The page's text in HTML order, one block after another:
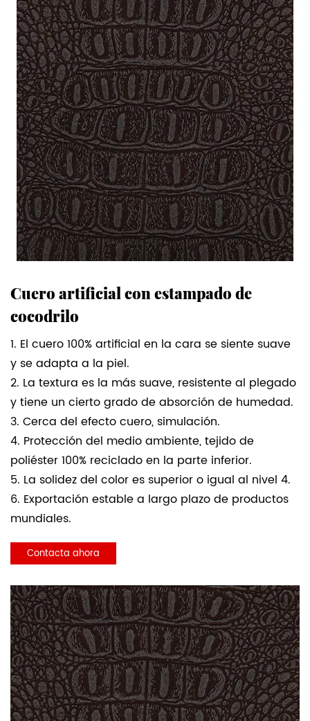
Cuero artificial con estampado de
cocodrilo
1. El cuero 100% artificial en la cara se siente suave
y se adapta a la piel.
2. La textura es la más suave, resistente al plegado
y tiene un cierto grado de absorción de humedad.
3. Cerca del efecto cuero, simulación.
4. Protección del medio ambiente, tejido de
poliéster 100% reciclado en la parte inferior.
5. La solidez del color es superior o igual al nivel 4.
6. Exportación estable a largo plazo de productos
mundiales.
Contacta ahora